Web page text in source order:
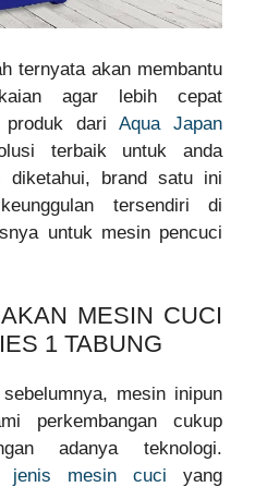
ternyata akan membantu
agar lebih cepat
dari Aqua Japan
terbaik untuk anda
diketahui, brand satu ini
tersendiri di
untuk mesin pencuci
MESIN CUCI
1 TABUNG
mesin inipun
perkembangan cukup
adanya teknologi.
jenis mesin cuci yang